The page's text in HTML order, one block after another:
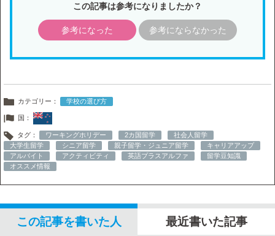
この記事は参考になりましたか？
参考になった 参考にならなかった
カテゴリー： 学校の選び方
国：
タグ： ワーキングホリデー 2カ国留学
社会人留学
大学生留学
シニア留学 親子留学・ジュニア留学
キャリアアップ
アルバイト
アクティビティ 英語プラスアルファ
留学豆知識
オススメ情報
この記事を書いた人 最近書いた記事